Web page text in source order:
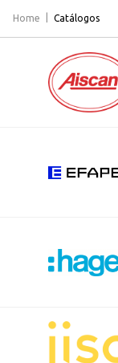
Home Catálogos